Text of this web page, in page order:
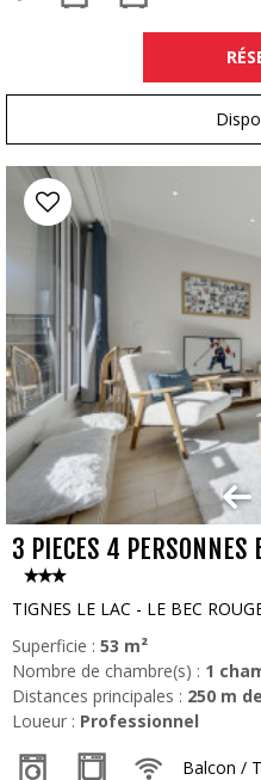
3 PIECES 4 PERSONNES
TIGNES LE LAC - LE BEC
Superficie : 53 m²
Nombre de chambre(s) : 1
Distances principales : 250 m
Loueur : Professionnel
Balcon /